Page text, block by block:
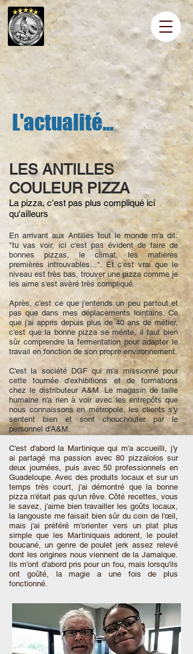
L'actualité...
LES ANTILLES
COULEUR PIZZA
La pizza, c'est pas plus compliqué ici
qu'ailleurs
En arrivant aux Antilles tout le monde m'a dit:
"tu vas voir, ici c'est pas évident de faire de
bonnes pizzas, le climat, les matières
premières introuvables...". Et c'est vrai que le
niveau est très bas, trouver une pizza comme je
les aime s'est avèré très compliqué.
Après, c'est ce que j'entends un peu partout et
pas que dans mes déplacements lointains. Ce
que j'ai appris depuis plus de 40 ans de métier,
c'est que la bonne pizza se mérite, il faut bien
sûr comprendre la fermentation pour adapter le
travail en fonction de son propre environnement.
C'est la société DGF qui m'a missionné pour
cette tournée d'exhibitions et de formations
chez le distributeur A&M. Le magasin de taille
humaine n'a rien à voir avec les entrepôts que
nous connaissons en métropole, les clients s'y
sentent bien et sont chouchouter par le
personnel d'A&M.
C'est d'abord la Martinique qui m'a accueilli, j'y
ai partagé ma passion avec 80 pizzaïolos sur
deux journées, puis avec 50 professionnels en
Guadeloupe. Avec des produits locaux et sur un
temps très court, j'ai démontré que la bonne
pizza n'était pas qu'un rêve.Côté recettes, vous
le savez, j'aime bien travailler les goûts locaux,
la langouste me faisait bien sûr du coin de l'œil,
mais j'ai préféré m'orienter vers un plat plus
simple que les Martiniquais adorent, le poulet
boucané, un genre de poulet jerk assez relevé
dont les origines nous viennent de la Jamaïque.
Ils m'ont d'abord pris pour un fou, mais lorsqu'ils
ont goûté, la magie a une fois de plus
fonctionné.